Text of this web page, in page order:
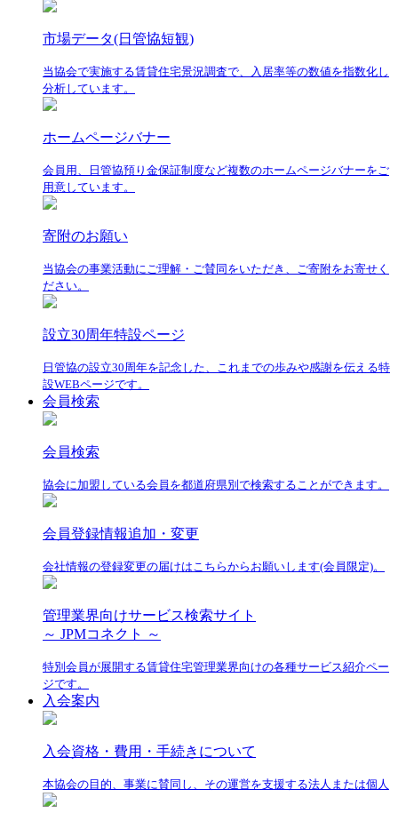
市場データ(日管協短観)
当協会で実施する賃貸住宅景況調査で、入居率等の数値を指数化し
分析しています。
ホームページバナー
会員用、日管協預り金保証制度など複数のホームページバナーをご
用意しています。
寄附のお願い
当協会の事業活動にご理解・ご賛同をいただき、ご寄附をお寄せく
ださい。
設立30周年特設ページ
日管協の設立30周年を記念した、これまでの歩みや感謝を伝える特
設WEBページです。
会員検索
会員検索
協会に加盟している会員を都道府県別で検索することができます。
会員登録情報追加・変更
会社情報の登録変更の届けはこちらからお願いします(会員限定)。
管理業界向けサービス検索サイト
～ JPMコネクト ～
特別会員が展開する賃貸住宅管理業界向けの各種サービス紹介ペー
ジです。
入会案内
入会資格・費用・手続きについて
本協会の目的、事業に賛同し、その運営を支援する法人または個人